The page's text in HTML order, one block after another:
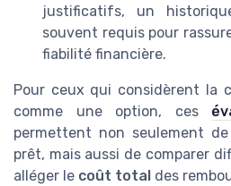
justificatifs, un
souvent requis pour
fiabilité financière.
Pour ceux qui considèrent la
comme une option, ces
permettent non seulement
prêt, mais aussi de comparer
alléger le coût total des